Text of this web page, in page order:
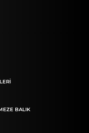
BALIK